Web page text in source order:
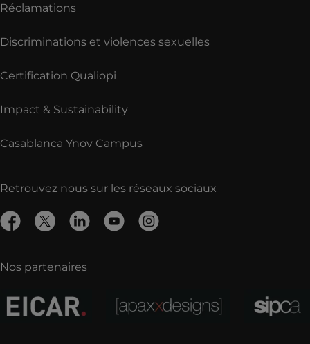
Réclamations
Discriminations et violences sexuelles
Certification Qualiopi
Impact & Sustainability
Casablanca Ynov Campus
Retrouvez nous sur les réseaux sociaux
Nos partenaires